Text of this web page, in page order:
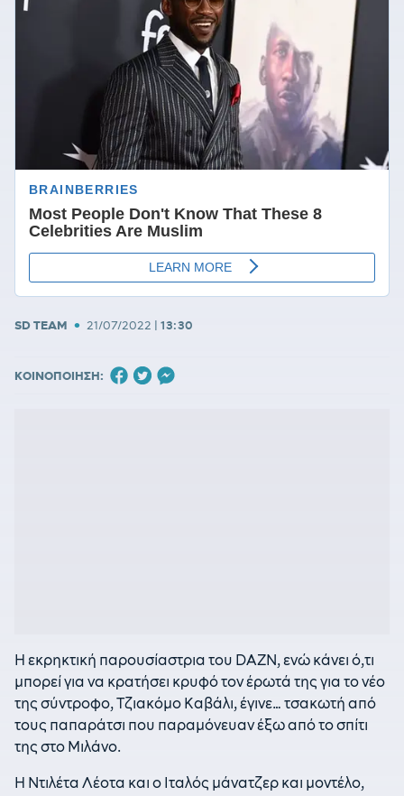
SD TEAM • 21/07/2022 | 13:30
ΚΟΙΝΟΠΟΙΗΣΗ:
Η εκρηκτική παρουσίαστρια του DAZN, ενώ κάνει ό,τι
μπορεί για να κρατήσει κρυφό τον έρωτά της για το νέο
της σύντροφο, Τζιακόμο Καβάλι, έγινε… τσακωτή από
τους παπαράτσι που παραμόνευαν έξω από το σπίτι
της στο Μιλάνο.
Η Ντιλέτα Λέοτα και ο Ιταλός μάνατζερ και μοντέλο,